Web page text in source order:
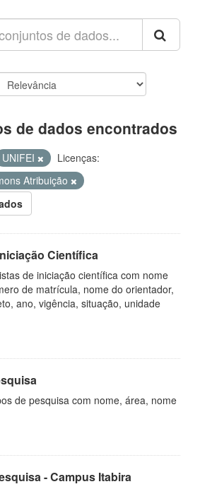
de dados encontrados
UNIFEI
Licenças:
Atribuição
Científica
de iniciação científica com nome
de matrícula, nome do orientador,
ano, vigência, situação, unidade
de pesquisa com nome, área, nome
- Campus Itabira